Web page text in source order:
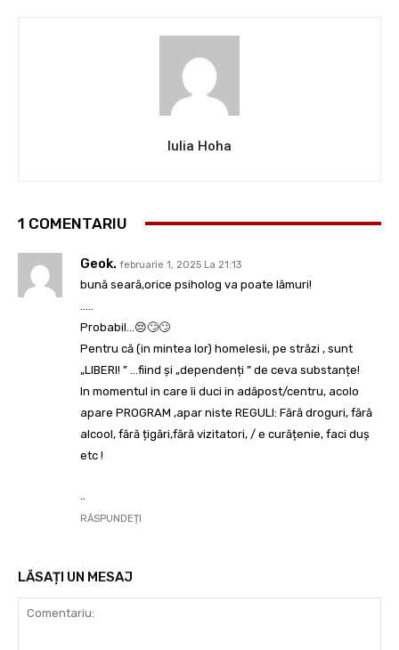
Iulia Hoha
1 COMENTARIU
Geok. februarie 1, 2025 La 21:13
bună seară,orice psiholog va poate lămuri!
Probabil…😔🙄🙄
Pentru că (in mintea lor) homelesii, pe străzi , sunt
„LIBERI! ” …fiind și „dependenți ” de ceva substanțe!
In momentul in care îi duci in adăpost/centru, acolo
apare PROGRAM ,apar niste REGULI: Fără droguri, fără
alcool, fără țigări,fără vizitatori, / e curățenie, faci duș
etc !
RĂSPUNDEȚI
LĂSAȚI UN MESAJ